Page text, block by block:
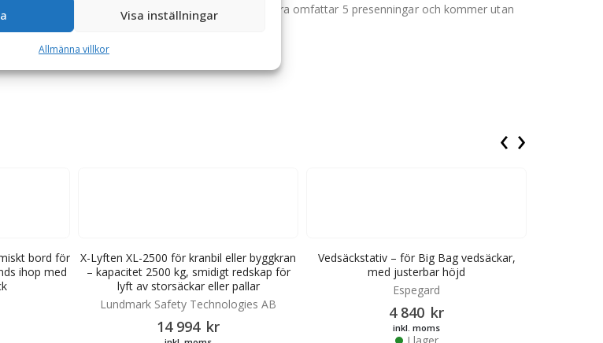
Visa inställningar
Allmänna villkor
är 10 meter lång och 1,7 meter bred. Denna vara omfattar 5 presenningar och kommer utan
bord för
ihop med
X-Lyften XL-2500 för kranbil eller byggkran
– kapacitet 2500 kg, smidigt redskap för
lyft av storsäckar eller pallar
Lundmark Safety Technologies AB
14 994 kr
Vedsäckstativ – för Big Bag vedsäckar,
med justerbar höjd
Espegard
4 840 kr
inkl. moms
I lager
‹ ›